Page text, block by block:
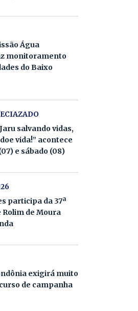
Água
monitoramento
do Baixo
salvando vidas,
vida!” acontece
e sábado (08)
participa da 37ª
Rolim de Moura
exigirá muito
de campanha